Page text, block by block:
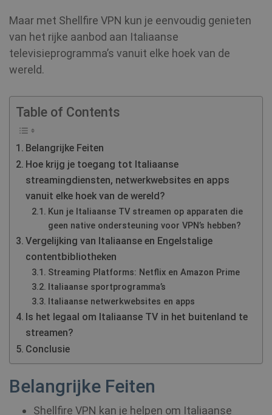
Maar met Shellfire VPN kun je eenvoudig genieten
van het rijke aanbod aan Italiaanse
televisieprogramma’s vanuit elke hoek van de
wereld.
Table of Contents
Belangrijke Feiten
Hoe krijg je toegang tot Italiaanse
streamingdiensten, netwerkwebsites en apps
vanuit elke hoek van de wereld?
Kun je Italiaanse TV streamen op apparaten die
geen native ondersteuning voor VPN’s hebben?
Vergelijking van Italiaanse en Engelstalige
contentbibliotheken
Streaming Platforms: Netflix en Amazon Prime
Italiaanse sportprogramma’s
Italiaanse netwerkwebsites en apps
Is het legaal om Italiaanse TV in het buitenland te
streamen?
Conclusie
Belangrijke Feiten
Shellfire VPN kan je helpen om Italiaanse